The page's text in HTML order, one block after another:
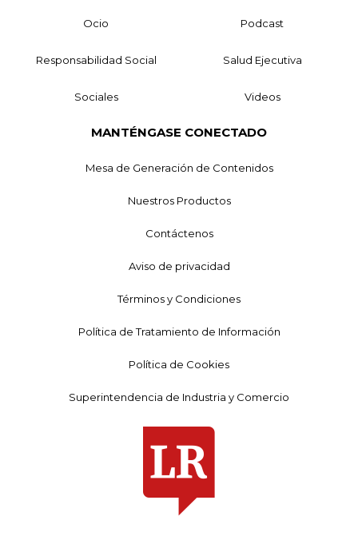
Ocio Podcast
Responsabilidad Social Salud Ejecutiva
Sociales Videos
MANTÉNGASE CONECTADO
Mesa de Generación de Contenidos
Nuestros Productos
Contáctenos
Aviso de privacidad
Términos y Condiciones
Política de Tratamiento de Información
Política de Cookies
Superintendencia de Industria y Comercio